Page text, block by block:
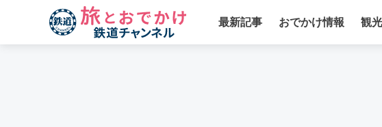
最新記事 おでかけ情報 観